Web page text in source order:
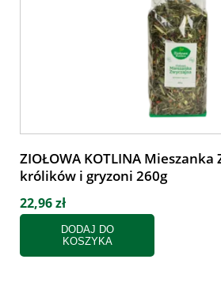
ZIOŁOWA KOTLINA
królików i gryzoni 260g
22,96 zł
DODAJ DO
KOSZYKA